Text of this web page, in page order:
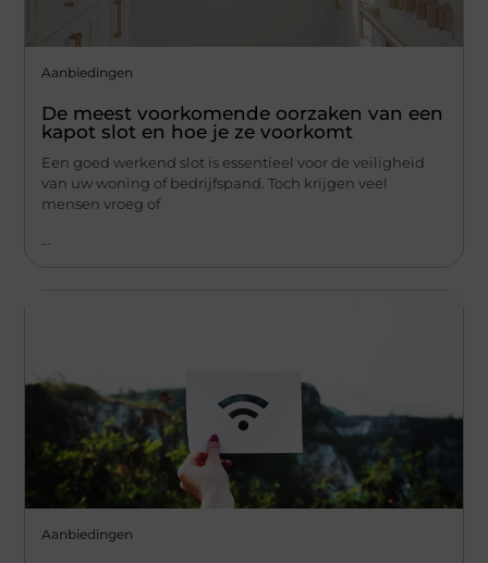
Aanbiedingen
De meest voorkomende oorzaken van een
kapot slot en hoe je ze voorkomt
Een goed werkend slot is essentieel voor de veiligheid
van uw woning of bedrijfspand. Toch krijgen veel
mensen vroeg of
...
Aanbiedingen